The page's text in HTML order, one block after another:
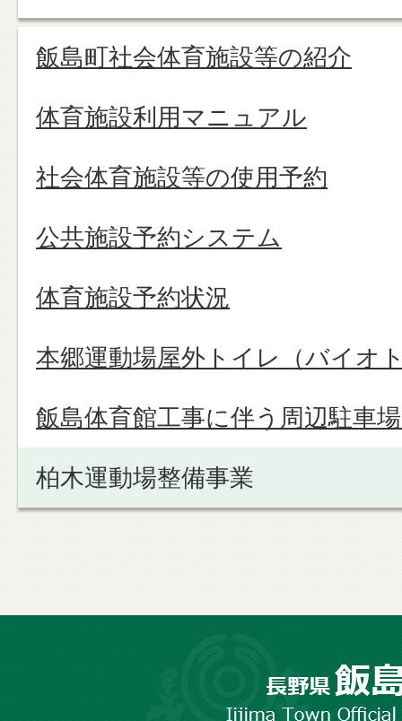
飯島町社会体育施設等の紹介
体育施設利用マニュアル
社会体育施設等の使用予約
公共施設予約システム
体育施設予約状況
本郷運動場屋外トイレ（バイオ
飯島体育館工事に伴う周辺駐車
柏木運動場整備事業